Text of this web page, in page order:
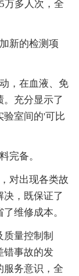
多人次，全
新的检测项
，在血液、免
。充分显示了
验室间的'可比
完备。
对出现各类故
决，既保证了
维修成本。
量控制制
错事故的发
服务意识，全